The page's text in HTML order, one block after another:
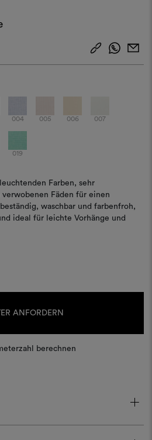
004 005 006 007
019
Farben, sehr
Fäden für einen
waschbar und farbenfroh,
ideal für leichte Vorhänge und
ANFORDERN
berechnen